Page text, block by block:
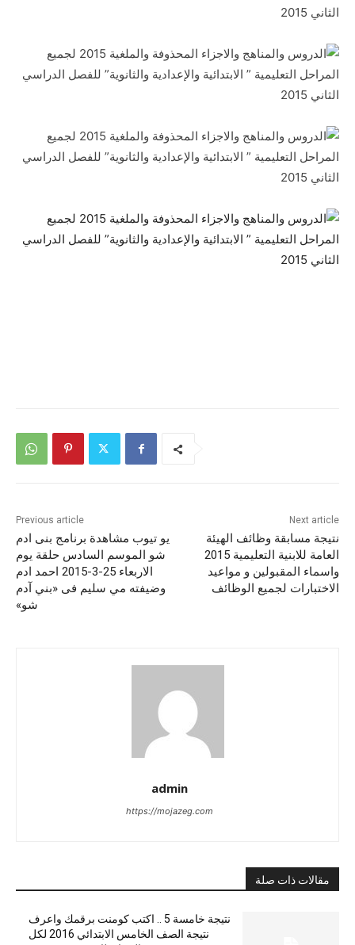
Previous article
يو تيوب مشاهدة برنامج بنى ادم
شو الموسم السادس حلقة يوم
الاربعاء 25-3-2015 احمد ادم
وضيفته مي سليم فى «بني آدم
شو»
Next article
نتيجة مسابقة وظائف الهيئة
العامة للابنية التعليمية 2015
واسماء المقبولين و مواعيد
الاختبارات لجميع الوظائف
admin
https://mojazeg.com
مقالات ذات صلة
نتيجة خامسة 5 .. اكتب كومنت برقمك واعرف
نتيجة الصف الخامس الابتدائي 2016 لكل